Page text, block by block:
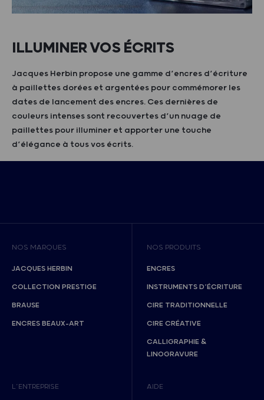
ILLUMINER VOS ÉCRITS
Jacques Herbin propose une gamme d’encres d’écriture
à paillettes dorées et argentées pour commémorer les
dates de lancement des encres. Ces dernières de
couleurs intenses sont recouvertes d’un nuage de
paillettes pour illuminer et apporter une touche
d’élégance à tous vos écrits.
NOS MARQUES
JACQUES HERBIN
COLLECTION PRESTIGE
BRAUSE
ENCRES BEAUX-ART
NOS PRODUITS
ENCRES
INSTRUMENTS D’ÉCRITURE
CIRE TRADITIONNELLE
CIRE CRÉATIVE
CALLIGRAPHIE &
LINOGRAVURE
L’ENTREPRISE AIDE